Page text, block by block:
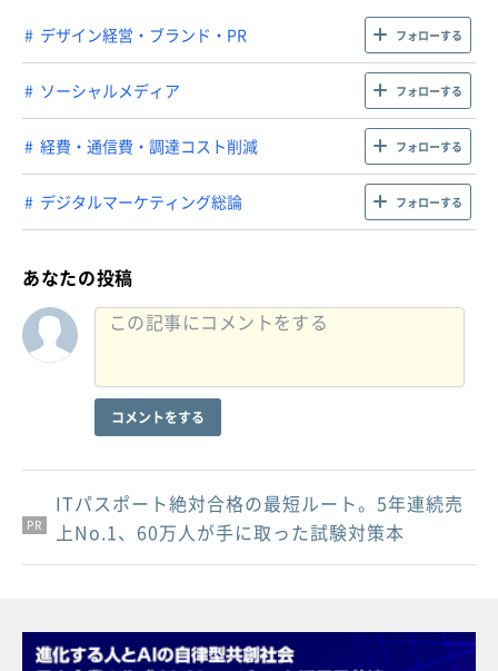
デザイン経営・ブランド・PR フォローする
ソーシャルメディア フォローする
経費・通信費・調達コスト削減 フォローする
デジタルマーケティング総論 フォローする
あなたの投稿
コメントをする
PR
PR
PR
ITパスポート絶対合格の最短ルート。5年連続売
上No.1、60万人が手に取った試験対策本